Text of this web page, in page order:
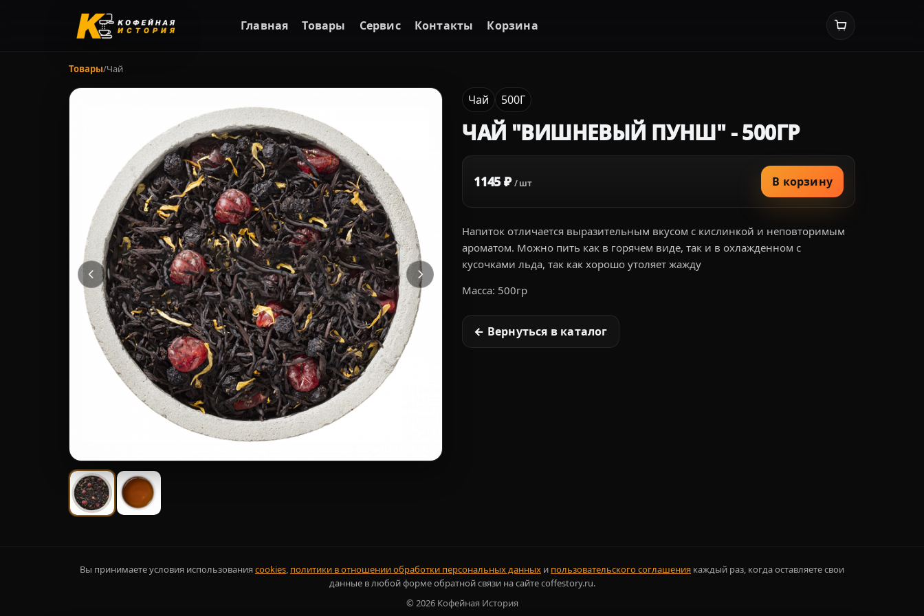
Главная Товары Сервис Контакты Корзина
Товары/Чай
Чай 500Г
ЧАЙ "ВИШНЕВЫЙ ПУНШ" - 500ГР
1145 ₽/ шт В корзину
Напиток отличается выразительным вкусом с кислинкой и неповторимым
ароматом. Можно пить как в горячем виде, так и в охлажденном с
кусочками льда, так как хорошо утоляет жажду
Масса: 500гр
← Вернуться в каталог
Вы принимаете условия использованияcookies, политики в отношении обработки персональных данных и пользовательского соглашения каждый раз, когда оставляете свои
данные в любой форме обратной связи на сайте coffestory.ru.
© 2026Кофейная История